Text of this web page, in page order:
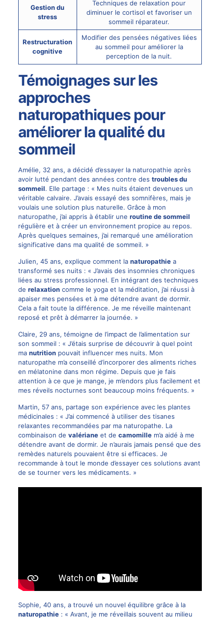
Gestion du
stress
Techniques de relaxation pour
diminuer le cortisol et favoriser un
sommeil réparateur.
Restructuration
cognitive
Modifier des pensées négatives liées
au sommeil pour améliorer la
perception de la nuit.
Témoignages sur les
approches
naturopathiques pour
améliorer la qualité du
sommeil
Amélie, 32 ans, a décidé d’essayer la naturopathie après
avoir lutté pendant des années contre des troubles du
sommeil. Elle partage : « Mes nuits étaient devenues un
véritable calvaire. J’avais essayé des somnifères, mais je
voulais une solution plus naturelle. Grâce à mon
naturopathe, j’ai appris à établir une routine de sommeil
régulière et à créer un environnement propice au repos.
Après quelques semaines, j’ai remarqué une amélioration
significative dans ma qualité de sommeil. »
Julien, 45 ans, explique comment la naturopathiea
transformé ses nuits : « J’avais des insomnies chroniques
liées au stress professionnel. En intégrant des techniques
de relaxationcomme le yoga et la méditation, j’ai réussi à
apaiser mes pensées et à me détendre avant de dormir.
Cela a fait toute la différence. Je me réveille maintenant
reposé et prêt à démarrer la journée. »
Claire, 29 ans, témoigne de l’impact de l’alimentation sur
son sommeil : « J’étais surprise de découvrir à quel point
ma nutritionpouvait influencer mes nuits. Mon
naturopathe m’a conseillé d’incorporer des aliments riches
en mélatonine dans mon régime. Depuis que je fais
attention à ce que je mange, je m’endors plus facilement et
mes réveils nocturnes sont beaucoup moins fréquents. »
Martin, 57 ans, partage son expérience avec les plantes
médicinales : « J’ai commencé à utiliser des tisanes
relaxantes recommandées par ma naturopathe. La
combinaison de valérianeet de camomillem’a aidé à me
détendre avant de dormir. Je n’aurais jamais pensé que des
remèdes naturels pouvaient être si efficaces. Je
recommande à tout le monde d’essayer ces solutions avant
de se tourner vers les médicaments. »
Sophie, 40 ans, a trouvé un nouvel équilibre grâce à la
naturopathie: « Avant, je me réveillais souvent au milieu